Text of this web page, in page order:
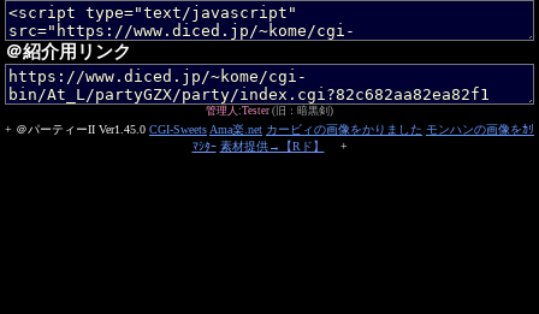
＠紹介用リンク
管理人:Tester (旧：暗黒剣)
+ ＠パーティーII Ver1.45.0 CGI-SweetsAma楽.net カービィの画像をかりました モンハンの画像をｶﾘ
ﾏｼﾀｰ 素材提供→【Rド】 +